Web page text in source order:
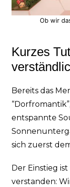
Ob wir
Kurzes
Bereits das
entspannte
sich zuerst
Der Einstieg
verstanden: